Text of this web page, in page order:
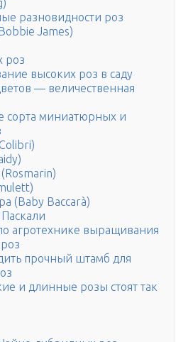
разновидности роз
James)
роз
высоких роз в саду
— величественная
сорта миниатюрных и
(Baby Baccarà)
агротехнике выращивания
прочный штамб для
и длинные розы стоят так